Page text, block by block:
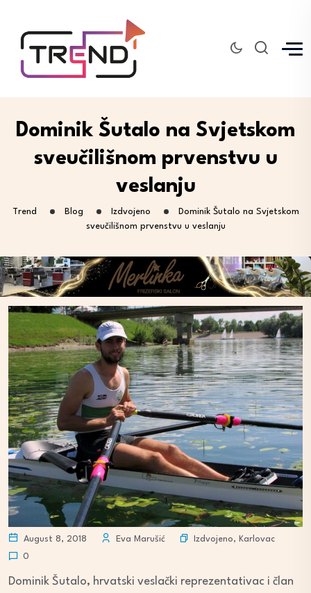
Dominik Šutalo na Svjetskom
sveučilišnom prvenstvu u
veslanju
Trend Blog Izdvojeno
Dominik Šutalo na Svjetskom
sveučilišnom prvenstvu u veslanju
August 8, 2018 Eva Marušić Izdvojeno, Karlovac
0
Dominik Šutalo, hrvatski veslački reprezentativac i član